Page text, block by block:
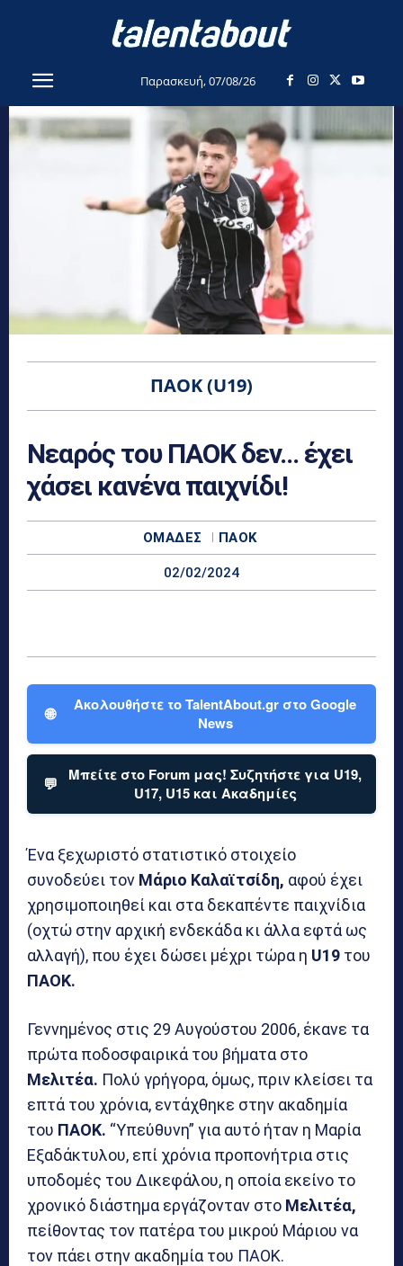
Παρασκευή, 07/08/26
ΠΑΟΚ (U19)
Νεαρός του ΠΑΟΚ δεν… έχει
χάσει κανένα παιχνίδι!
ΟΜΆΔΕΣ ΠΑΟΚ
02/02/2024
🌐
Ακολουθήστε το TalentAbout.gr στο Google
News
💬
Μπείτε στο Forum μας! Συζητήστε για U19,
U17, U15 και Ακαδημίες
Ένα ξεχωριστό στατιστικό στοιχείο
συνοδεύει τον Μάριο Καλαϊτσίδη, αφού έχει
χρησιμοποιηθεί και στα δεκαπέντε παιχνίδια
(οχτώ στην αρχική ενδεκάδα κι άλλα εφτά ως
αλλαγή), που έχει δώσει μέχρι τώρα η U19 του
ΠΑΟΚ.
Γεννημένος στις 29 Αυγούστου 2006, έκανε τα
πρώτα ποδοσφαιρικά του βήματα στο
Μελιτέα. Πολύ γρήγορα, όμως, πριν κλείσει τα
επτά του χρόνια, εντάχθηκε στην ακαδημία
του ΠΑΟΚ. “Υπεύθυνη” για αυτό ήταν η Μαρία
Εξαδάκτυλου, επί χρόνια προπονήτρια στις
υποδομές του Δικεφάλου, η οποία εκείνο το
χρονικό διάστημα εργάζονταν στο Μελιτέα,
πείθοντας τον πατέρα του μικρού Μάριου να
τον πάει στην ακαδημία του ΠΑΟΚ.